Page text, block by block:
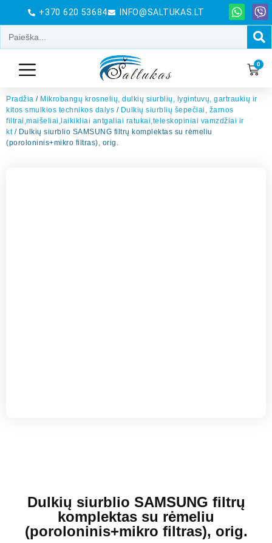
+370 620 53684 INFO@SALTUKAS.LT
0
Pradžia / Mikrobangų krosnelių, dulkių siurblių, lygintuvų, gartraukių ir
kitos smulkios technikos dalys / Dulkių siurblių šepečiai, žarnos
filtrai,maišeliai,laikikliai antgaliai ratukai,teleskopiniai vamzdžiai ir
kt/ Dulkių siurblio SAMSUNG filtrų komplektas su rėmeliu
(poroloninis+mikro filtras), orig.
Dulkių siurblio SAMSUNG filtrų
komplektas su rėmeliu
(poroloninis+mikro filtras), orig.